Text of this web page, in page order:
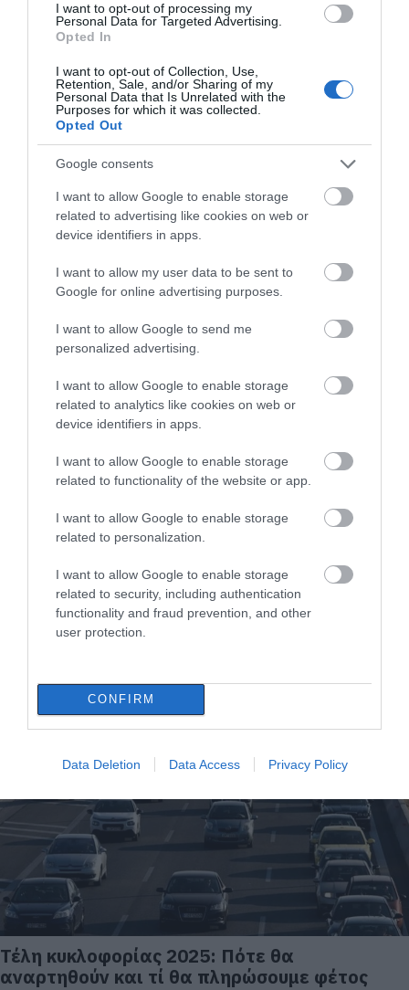
I want to opt-out of processing my
Personal Data for Targeted Advertising.
Opted In
I want to opt-out of Collection, Use,
Retention, Sale, and/or Sharing of my
Personal Data that Is Unrelated with the
Purposes for which it was collected.
Opted Out
Google consents
I want to allow Google to enable storage
related to advertising like cookies on web or
device identifiers in apps.
I want to allow my user data to be sent to
Google for online advertising purposes.
I want to allow Google to send me
personalized advertising.
I want to allow Google to enable storage
related to analytics like cookies on web or
device identifiers in apps.
I want to allow Google to enable storage
related to functionality of the website or app.
I want to allow Google to enable storage
related to personalization.
I want to allow Google to enable storage
related to security, including authentication
functionality and fraud prevention, and other
user protection.
CONFIRM
Data Deletion Data Access Privacy Policy
Γεράσιμος Παπαδόπουλος: Aναμένουμε
μεγάλους σεισμούς
11.12.2024 | 13:00
γονείς του στα σόσιαλ
05.12.2024 | 13:30
Χαλκίδας- Πώς λειτουργεί
Τέλη κυκλοφορίας 2025: Πότε θα
αναρτηθούν και τί θα πληρώσουμε φέτος